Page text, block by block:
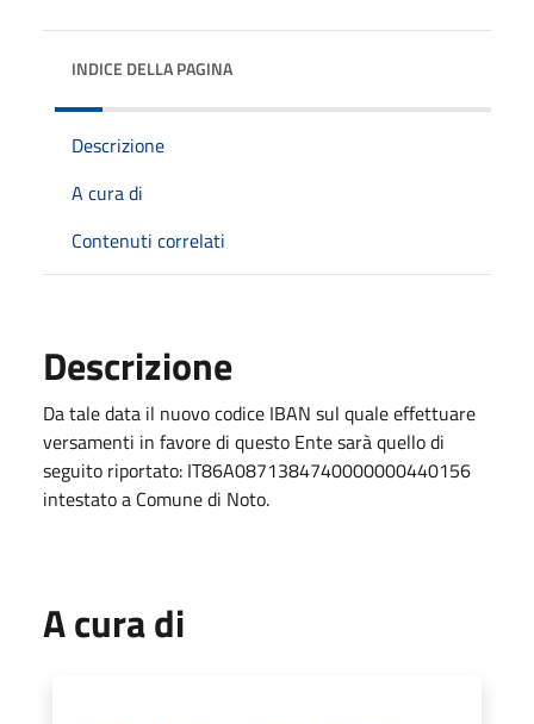
INDICE DELLA PAGINA
Descrizione
A cura di
Contenuti correlati
Descrizione
Da tale data il nuovo codice IBAN sul quale effettuare
versamenti in favore di questo Ente sarà quello di
seguito riportato: IT86A0871384740000000440156
intestato a Comune di Noto.
A cura di